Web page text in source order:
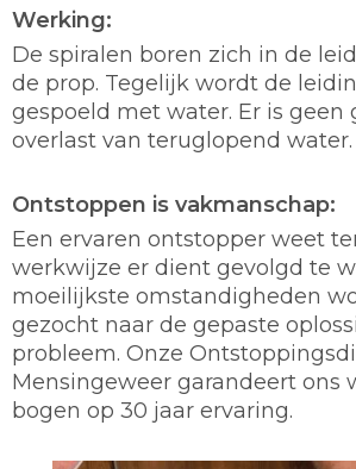
Werking:
De spiralen boren zich in de
de prop. Tegelijk wordt de
gespoeld met water. Er is geen
overlast van teruglopend water.
Ontstoppen is vakmanschap:
Een ervaren ontstopper weet
werkwijze er dient gevolgd te
moeilijkste omstandigheden
gezocht naar de gepaste
probleem. Onze
Mensingeweer garandeert ons
bogen op 30 jaar ervaring.